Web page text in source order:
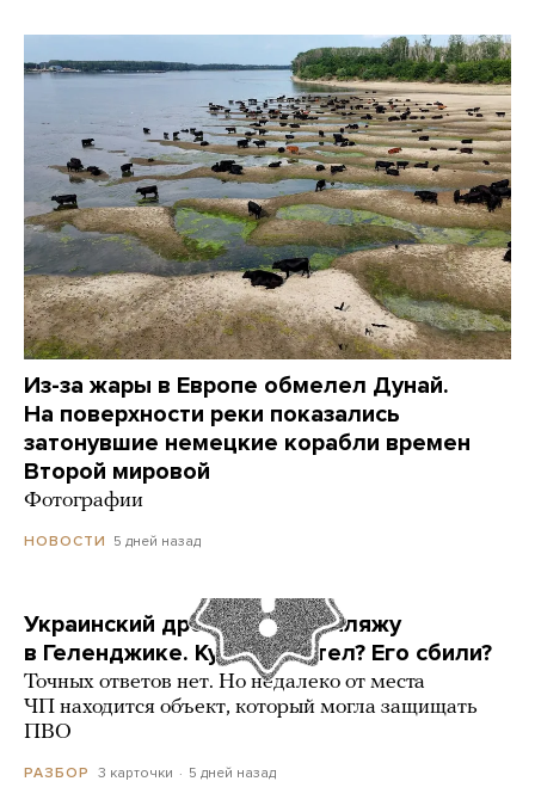
Из-за жары в Европе обмелел Дунай.
На поверхности реки показались
затонувшие немецкие корабли времен
Второй мировой
Фотографии
НОВОСТИ 5 дней назад
Украинский дрон попал по пляжу
в Геленджике. Куда он летел? Его сбили?
Точных ответов нет. Но недалеко от места
ЧП находится объект, который могла защищать
ПВО
РАЗБОР 3 карточки 5 дней назад